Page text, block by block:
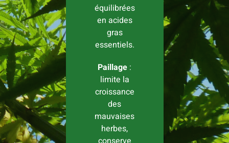
équilibrées
en acides
gras
essentiels.
Paillage :
limite la
croissance
des
mauvaises
herbes,